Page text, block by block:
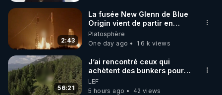
2:43
La fusée New Glenn de Blue
Origin vient de partir en
fumée.
Platosphère
One day ago
1.6 k views
56:21
J’ai rencontré ceux qui
achètent des bunkers pour
survivre à la fin du monde
LEF
5 hours ago
42 views